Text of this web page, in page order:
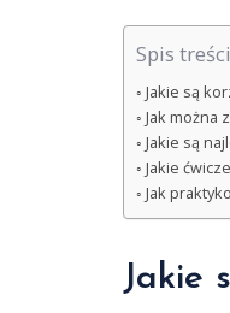
Spis treści
Jakie są
Jak można
Jakie są
Jakie
Jak
Jakie